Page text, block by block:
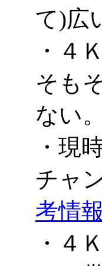
て)広
・４
そも
ない。
・現
チャ
考情
・４